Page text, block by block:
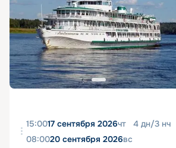
15:0017 сентября 2026чт 4 дн/3 нч
08:0020 сентября 2026вс